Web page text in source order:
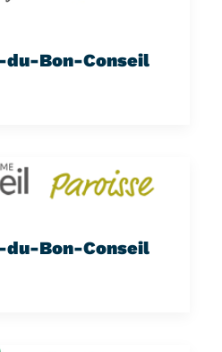
Bon-Conseil
Bon-Conseil